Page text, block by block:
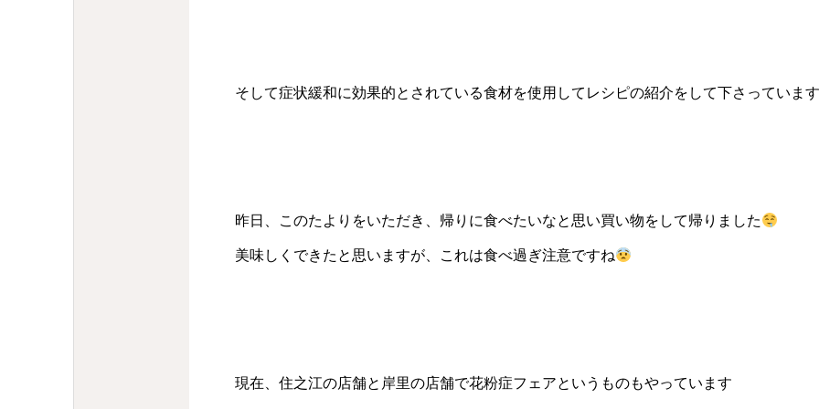
そして症状緩和に効果的とされている食材を使用してレシピの紹介をして下さっています
昨日、このたよりをいただき、帰りに食べたいなと思い買い物をして帰りました
美味しくできたと思いますが、これは食べ過ぎ注意ですね
現在、住之江の店舗と岸里の店舗で花粉症フェアというものもやっています